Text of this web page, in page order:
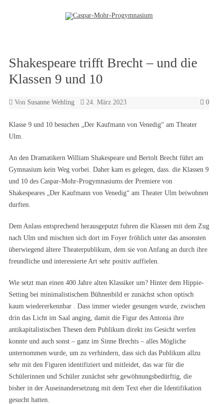
Shakespeare trifft Brecht – und die
Klassen 9 und 10
Von Susanne Wehling 24. März 2023 0
Klasse 9 und 10 besuchen „Der Kaufmann von Venedig“ am Theater
Ulm.
An den Dramatikern William Shakespeare und Bertolt Brecht führt am
Gymnasium kein Weg vorbei. Daher kam es gelegen, dass. die Klassen 9
und 10 des Caspar-Mohr-Progymnasiums der Premiere von
Shakespeares „Der Kaufmann von Venedig“ am Theater Ulm beiwohnen
durften.
Dem Anlass entsprechend herausgeputzt fuhren die Klassen mit dem Zug
nach Ulm und mischten sich dort im Foyer fröhlich unter das ansonsten
überwiegend ältere Theaterpublikum, dem sie von Anfang an durch ihre
freundliche und interessierte Art sehr positiv auffielen.
Wie setzt man einen 400 Jahre alten Klassiker um? Hinter dem Hippie-
Setting bei minimalistischem Bühnenbild er zunächst schon optisch
kaum wiedererkennbar . Dass immer wieder gesungen wurde, zwischen
drin das Licht im Saal anging, damit die Figur des Antonia ihre
antikapitalistischen Thesen dem Publikum direkt ins Gesicht werfen
konnte und auch sonst – ganz im Sinne Brechts – alles Mögliche
unternommen wurde, um zu verhindern, dass sich das Publikum allzu
sehr mit den Figuren identifiziert und mitleidet, das war für die
Schülerinnen und Schüler zunächst sehr gewöhnungsbedürftig, die
bisher in der Auseinandersetzung mit dem Text eher die Identifikation
gesucht hatten.